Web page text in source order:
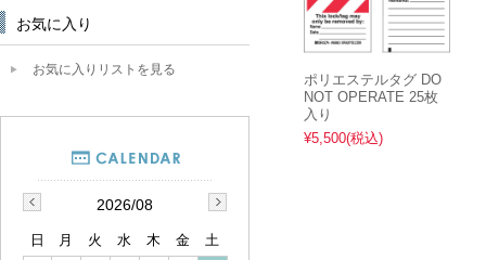
ポリエステルタグ DO
NOT OPERATE 25枚
入り
¥5,500(税込)
お気に入り
お気に入りリストを見る
2026/08
日 月 火 水 木 金
土